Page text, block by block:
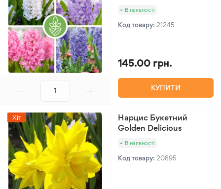
В наявності
Код товару: 21245
145.00 грн.
КУПИТИ
Хіт
Нарцис Букетний
Golden Delicious
В наявності
Код товару: 20895